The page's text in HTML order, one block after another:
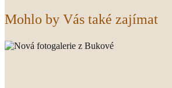
Mohlo by Vás také zajímat